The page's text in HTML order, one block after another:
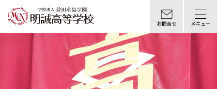
お問合せ メニュー